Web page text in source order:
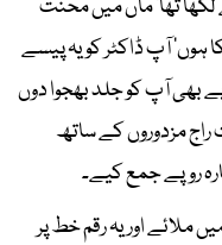
لکھا تھا‘ ماں میں محنت
جمع کر سکا ہوں‘ آپ ڈاکٹر کو یہ پیسے
شروع کرا لو‘ میں باقی 12 روپے بھی آپ کو جلد بھجوا دوں
راج مزدوروں کے ساتھ
روپے جمع کیے۔
بارہ روپے ان 38 روپوں میں ملائے اور یہ رقم خط پر